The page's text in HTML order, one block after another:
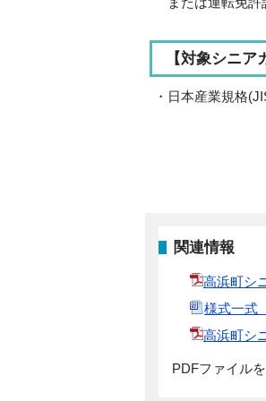
【対象シニア
・日本産業規格
関連情報
高浜町シ
様式一式
高浜町シ
PDFファイル